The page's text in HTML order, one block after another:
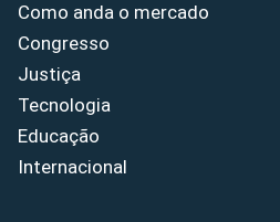
Como anda o mercado
Congresso
Justiça
Tecnologia
Educação
Internacional